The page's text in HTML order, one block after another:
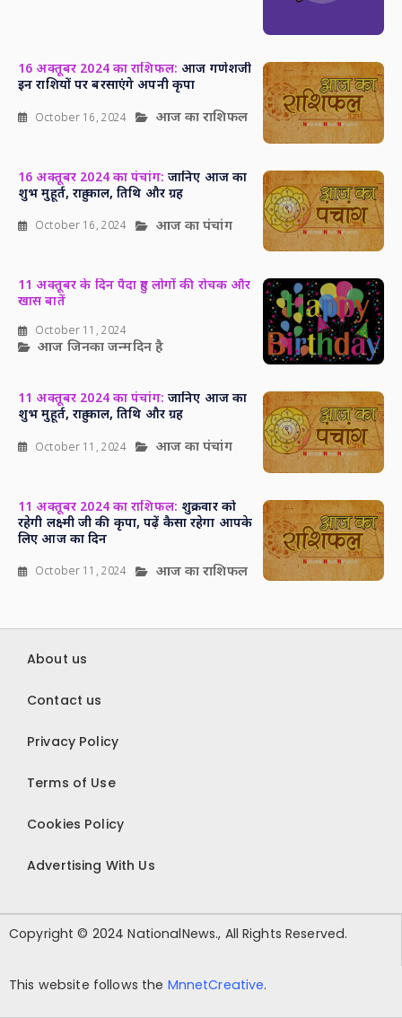
16 अक्तूबर 2024 का राशिफल: आज गणेशजी
इन राशियों पर बरसाएंगे अपनी कृपा
October 16, 2024 आज का राशिफल
16 अक्तूबर 2024 का पंचांग: जानिए आज का
शुभ मुहूर्त, राहु काल, तिथि और ग्रह
October 16, 2024 आज का पंचांग
11 अक्तूबर के दिन पैदा हुए लोगों की रोचक और
खास बातें
October 11, 2024
आज जिनका जन्मदिन है
11 अक्तूबर 2024 का पंचांग: जानिए आज का
शुभ मुहूर्त, राहु काल, तिथि और ग्रह
October 11, 2024 आज का पंचांग
11 अक्तूबर 2024 का राशिफल: शुक्रवार को
रहेगी लक्ष्मी जी की कृपा, पढ़ें कैसा रहेगा आपके
लिए आज का दिन
October 11, 2024 आज का राशिफल
About us
Contact us
Privacy Policy
Terms of Use
Cookies Policy
Advertising With Us
Copyright © 2024 NationalNews., All Rights Reserved.
This website follows the MnnetCreative.